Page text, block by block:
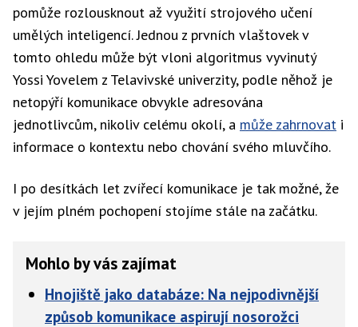
pomůže rozlousknout až využití strojového učení
umělých inteligencí. Jednou z prvních vlaštovek v
tomto ohledu může být vloni algoritmus vyvinutý
Yossi Yovelem z Telavivské univerzity, podle něhož je
netopýří komunikace obvykle adresována
jednotlivcům, nikoliv celému okolí, a může zahrnovat i
informace o kontextu nebo chování svého mluvčího.
I po desítkách let zvířecí komunikace je tak možné, že
v jejím plném pochopení stojíme stále na začátku.
Mohlo by vás zajímat
Hnojiště jako databáze: Na nejpodivnější
způsob komunikace aspirují nosorožci